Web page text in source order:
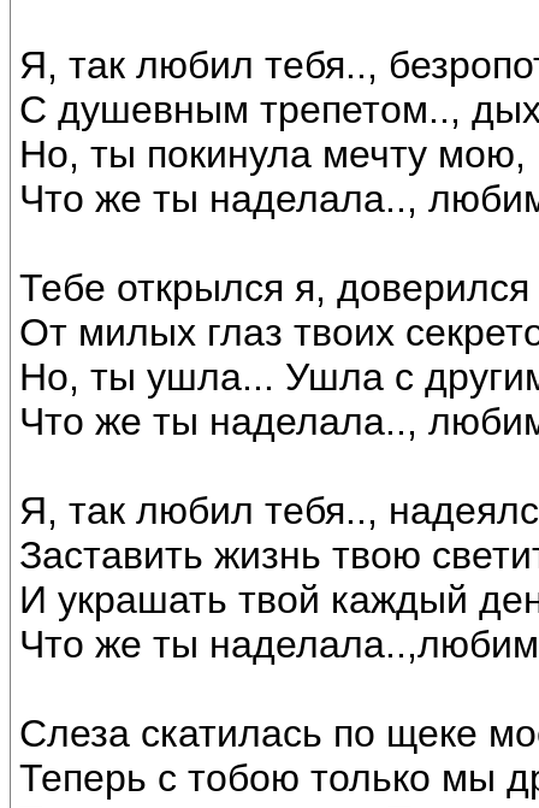
Я, так любил тебя..,
С душевным трепетом..,
Но, ты покинула мечту
Что же ты наделала..,
Тебе открылся я,
От милых глаз твоих
Но, ты ушла... Ушла с
Что же ты наделала..,
Я, так любил тебя..,
Заставить жизнь твою
И украшать твой каждый
Что же ты
Слеза скатилась по щеке
Теперь с тобою только мы